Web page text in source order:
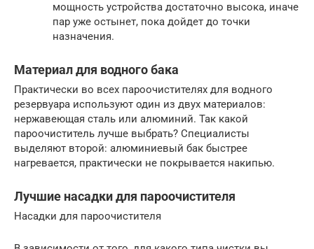
мощность устройства достаточно высока, иначе
пар уже остынет, пока дойдет до точки
назначения.
Материал для водного бака
Практически во всех пароочистителях для водного
резервуара используют один из двух материалов:
нержавеющая сталь или алюминий. Так какой
пароочиститель лучше выбрать? Специалисты
выделяют второй: алюминиевый бак быстрее
нагревается, практически не покрывается накипью.
Лучшие насадки для пароочистителя
Насадки для пароочистителя